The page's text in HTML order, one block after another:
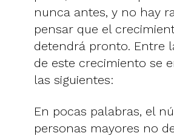
nunca antes, y no hay
pensar que el
detendrá pronto. Entre
de este crecimiento se
las siguientes:
En pocas palabras, el
personas mayores no